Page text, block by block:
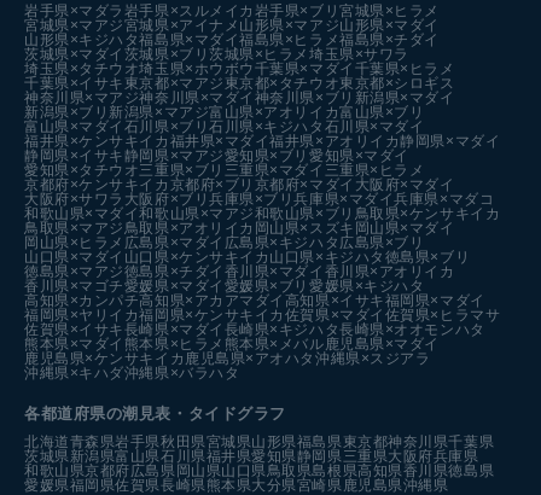
岩手県×マダラ 岩手県×スルメイカ 岩手県×ブリ宮城県×ヒラメ
宮城県×マアジ宮城県×アイナメ 山形県×マアジ山形県×マダイ
山形県×キジハタ福島県×マダイ福島県×ヒラメ福島県×チダイ
茨城県×マダイ 茨城県×ブリ茨城県×ヒラメ埼玉県×サワラ
埼玉県×タチウオ埼玉県×ホウボウ 千葉県×マダイ 千葉県×ヒラメ
千葉県×イサキ 東京都×マアジ 東京都×タチウオ東京都×シロギス
神奈川県×マアジ神奈川県×マダイ 神奈川県×ブリ 新潟県×マダイ
新潟県×ブリ 新潟県×マアジ富山県×アオリイカ富山県×ブリ
富山県×マダイ 石川県×ブリ石川県×キジハタ 石川県×マダイ
福井県×ケンサキイカ 福井県×マダイ福井県×アオリイカ静岡県×マダイ
静岡県×イサキ静岡県×マアジ愛知県×ブリ愛知県×マダイ
愛知県×タチウオ三重県×ブリ 三重県×マダイ 三重県×ヒラメ
京都府×ケンサキイカ 京都府×ブリ 京都府×マダイ 大阪府×マダイ
大阪府×サワラ 大阪府×ブリ兵庫県×ブリ兵庫県×マダイ兵庫県×マダコ
和歌山県×マダイ和歌山県×マアジ和歌山県×ブリ 鳥取県×ケンサキイカ
鳥取県×マアジ 鳥取県×アオリイカ 岡山県×スズキ 岡山県×マダイ
岡山県×ヒラメ 広島県×マダイ 広島県×キジハタ 広島県×ブリ
山口県×マダイ 山口県×ケンサキイカ 山口県×キジハタ 徳島県×ブリ
徳島県×マアジ徳島県×チダイ 香川県×マダイ 香川県×アオリイカ
香川県×マゴチ愛媛県×マダイ 愛媛県×ブリ愛媛県×キジハタ
高知県×カンパチ高知県×アカアマダイ 高知県×イサキ福岡県×マダイ
福岡県×ヤリイカ福岡県×ケンサキイカ 佐賀県×マダイ 佐賀県×ヒラマサ
佐賀県×イサキ長崎県×マダイ 長崎県×キジハタ長崎県×オオモンハタ
熊本県×マダイ 熊本県×ヒラメ 熊本県×メバル 鹿児島県×マダイ
鹿児島県×ケンサキイカ 鹿児島県×アオハタ沖縄県×スジアラ
沖縄県×キハダ沖縄県×バラハタ
各都道府県の潮見表 ・タイドグラフ
北海道青森県岩手県秋田県宮城県山形県福島県 東京都神奈川県千葉県
茨城県 新潟県富山県石川県福井県愛知県静岡県 三重県大阪府兵庫県
和歌山県京都府広島県 岡山県山口県 鳥取県島根県高知県香川県徳島県
愛媛県福岡県佐賀県長崎県 熊本県大分県宮崎県 鹿児島県沖縄県